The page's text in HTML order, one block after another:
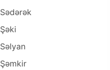
Sədərək
Şəki
Səlyan
Şəmkir